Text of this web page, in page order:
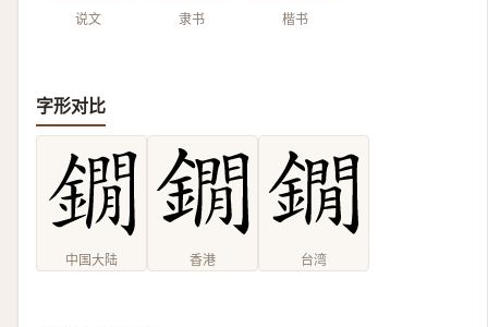
说文 隶书 楷书
字形对比
中国大陆 香港 台湾